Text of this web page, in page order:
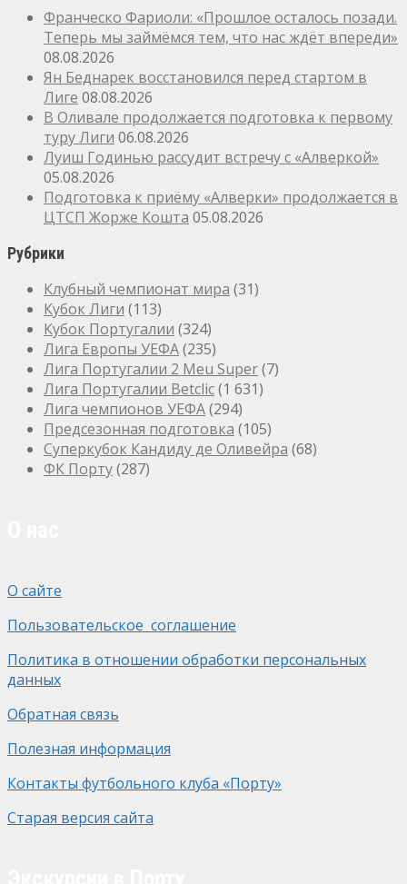
Франческо Фариоли: «Прошлое осталось позади.
Теперь мы займёмся тем, что нас ждёт впереди»
08.08.2026
Ян Беднарек восстановился перед стартом в
Лиге 08.08.2026
В Оливале продолжается подготовка к первому
туру Лиги 06.08.2026
Луиш Годинью рассудит встречу с «Алверкой»
05.08.2026
Подготовка к приёму «Алверки» продолжается в
ЦТСП Жорже Кошта 05.08.2026
Рубрики
Клубный чемпионат мира (31)
Кубок Лиги (113)
Кубок Португалии (324)
Лига Европы УЕФА(235)
Лига Португалии 2 Meu Super(7)
Лига Португалии Betclic(1 631)
Лига чемпионов УЕФА(294)
Предсезонная подготовка (105)
Суперкубок Кандиду де Оливейра (68)
ФК Порту(287)
О сайте
Пользовательское соглашение
Политика в отношении обработки персональных
данных
Обратная связь
Полезная информация
Контакты футбольного клуба «Порту»
Старая версия сайта